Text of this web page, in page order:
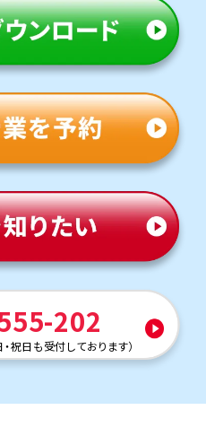
立地にあり、アクセスがよいで
ために通塾する生徒さまも多く
の出題が多く、ワークを何度も
ントです。トライは専任講師がマ
、ワークを最低3周できるよう、
でサポートします。
指定ワークからの出題が多く、
は覚え方のコツから一人ひとり
202
・祝日も受付しております）